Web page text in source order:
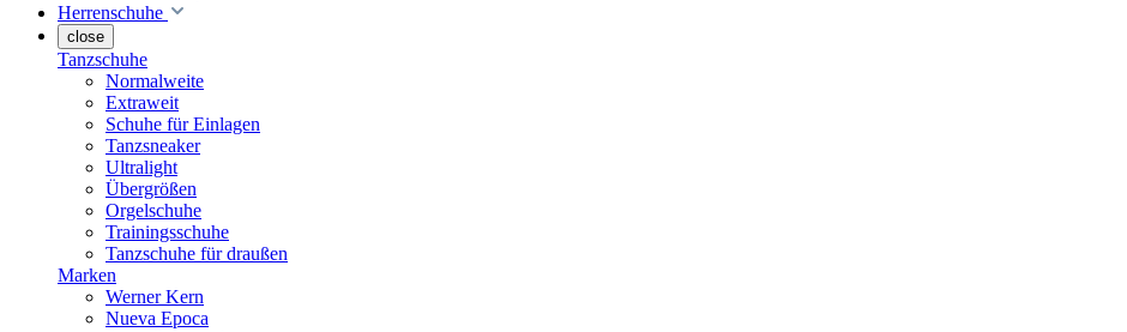
Herrenschuhe
close
Tanzschuhe
Normalweite
Extraweit
Schuhe für Einlagen
Tanzsneaker
Ultralight
Übergrößen
Orgelschuhe
Trainingsschuhe
Tanzschuhe für draußen
Marken
Werner Kern
Nueva Epoca